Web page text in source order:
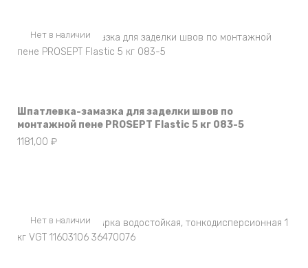
Нет в наличии
Шпатлевка-замазка для заделки швов по
монтажной пене PROSEPT Flastic 5 кг 083-5
1181,00 ₽
Нет в наличии